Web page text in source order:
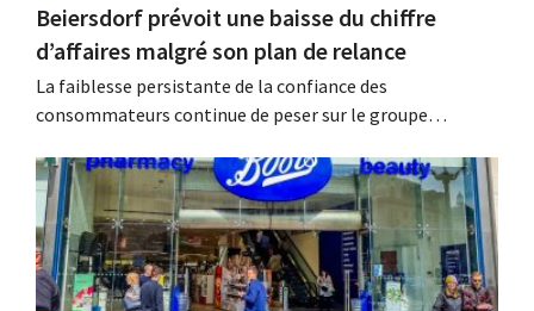
Beiersdorf prévoit une baisse du chiffre
d’affaires malgré son plan de relance
La faiblesse persistante de la confiance des
consommateurs continue de peser sur le groupe
multinationale s'attend désormais même à une légère
baisse de son chiffre d'affaires pour l'ensemble de
l'exercice.